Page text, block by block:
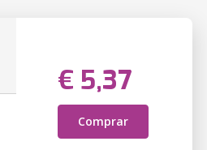
€ 5,37
Comprar